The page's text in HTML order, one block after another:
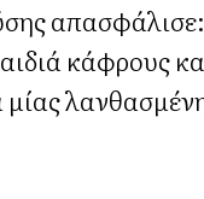
απασφάλισε:
κάφρους